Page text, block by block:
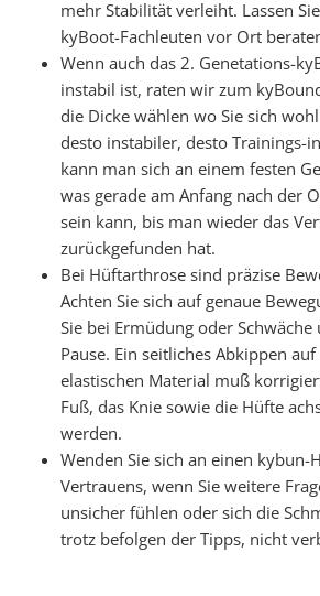
mehr Stabilität verleiht. Lassen
kyBoot-Fachleuten vor Ort
Wenn auch das 2. Genetations-
instabil ist, raten wir zum
die Dicke wählen wo Sie sich
desto instabiler, desto Trainings-
kann man sich an einem festen
was gerade am Anfang nach der
sein kann, bis man wieder das
zurückgefunden hat.
Bei Hüftarthrose sind präzise
Achten Sie sich auf genaue
Sie bei Ermüdung oder
Pause. Ein seitliches Abkippen
elastischen Material muß
Fuß, das Knie sowie die Hüfte
werden.
Wenden Sie sich an einen kybun-
Vertrauens, wenn Sie weitere
unsicher fühlen oder sich die
trotz befolgen der Tipps, nicht